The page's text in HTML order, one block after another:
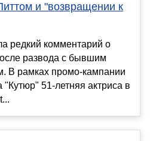
и "возвращении к
редкий комментарий о
развода с бывшим
В рамках промо-кампании
51-летняя актриса в